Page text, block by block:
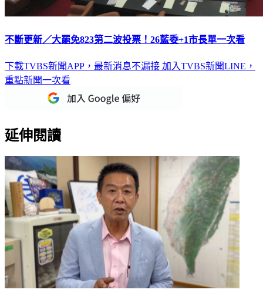
不斷更新／大罷免823第二波投票！26藍委+1市長單一次看
下載TVBS新聞APP，最新消息不漏接 加入TVBS新聞LINE，
重點新聞一次看
延伸閱讀